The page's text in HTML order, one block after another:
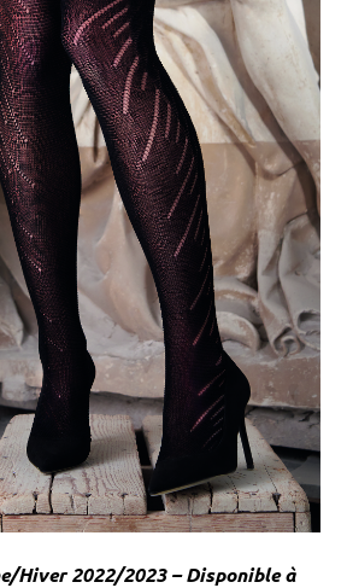
Hiver 2022/2023 – Disponible à